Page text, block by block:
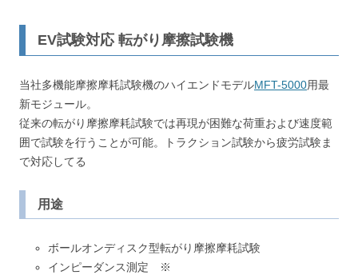
EV試験対応 転がり摩擦試験機
当社多機能摩擦摩耗試験機のハイエンドモデルMFT-5000用最
新モジュール。
従来の転がり摩擦摩耗試験では再現が困難な荷重および速度範
囲で試験を行うことが可能。トラクション試験から疲労試験ま
で対応してる
用途
ボールオンディスク型転がり摩擦摩耗試験
インピーダンス測定 ※